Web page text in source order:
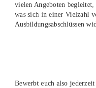
vielen Angeboten begleitet,
was sich in einer Vielzahl
Ausbildungsabschlüssen
Bewerbt euch also